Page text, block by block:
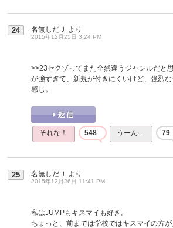
24 名無しだＪ より
2015年12月25日 3:24 PM
>>23セクゾってまた全然違うジャンルだと
が強すぎて、新規が付きにくいけど、強烈
感じ。
それな！ 548 うーん… 79
25 名無しだＪ より
2015年12月26日 11:41 PM
私はJUMPもキスマイも好き。
ちょっと、前までは学校ではキスマイの方